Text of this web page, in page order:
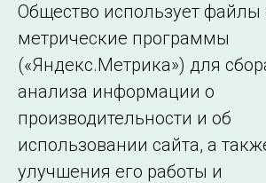
кВт•ч.
← Все публикации
Подписаться на новости
Общество использует файлы
метрические программы
(«Яндекс.Метрика») для
анализа информации о
производительности и об
использовании сайта, а
улучшения его работы и